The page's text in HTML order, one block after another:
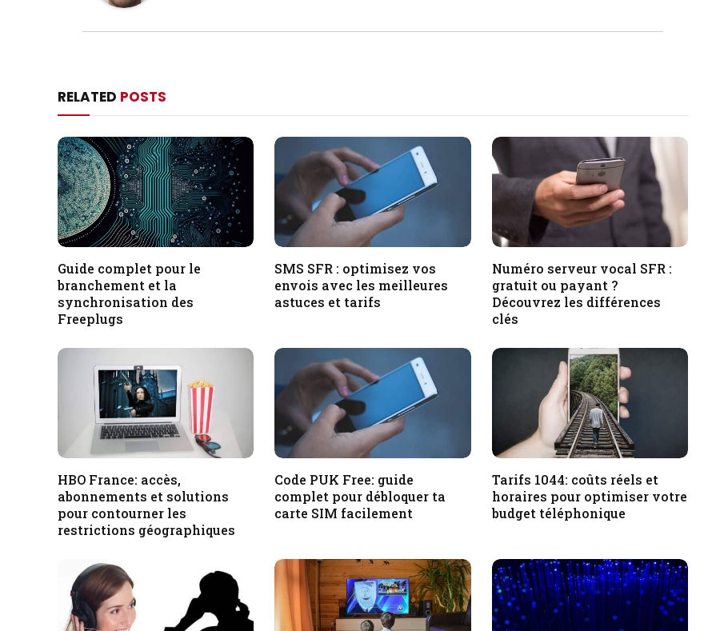
RELATED POSTS
Guide complet pour le
branchement et la
synchronisation des
Freeplugs
SMS SFR : optimisez vos
envois avec les meilleures
astuces et tarifs
Numéro serveur vocal SFR :
gratuit ou payant ?
Découvrez les différences
clés
HBO France: accès,
abonnements et solutions
pour contourner les
restrictions géographiques
Code PUK Free: guide
complet pour débloquer ta
carte SIM facilement
Tarifs 1044: coûts réels et
horaires pour optimiser votre
budget téléphonique